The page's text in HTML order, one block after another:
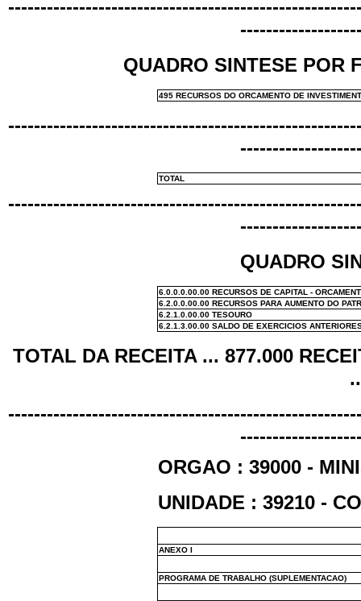
QUADRO SINTESE POR
495 RECURSOS DO ORCAMENTO DE
TOTAL
QUADRO
6.0.0.0.00.00 RECURSOS DE CAPITAL -
6.2.0.0.00.00 RECURSOS PARA AUMENTO DO
6.2.1.0.00.00 TESOURO
6.2.1.3.00.00 SALDO DE EXERCICIOS
TOTAL DA RECEITA ... 877.000
ORGAO : 39000 -
UNIDADE : 39210 -
ANEXO I
PROGRAMA DE TRABALHO (SUPLEMENTACAO)